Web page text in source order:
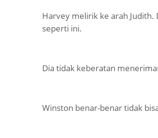
Harvey melirik ke arah
seperti ini.
Dia tidak keberatan
Winston benar-benar tidak